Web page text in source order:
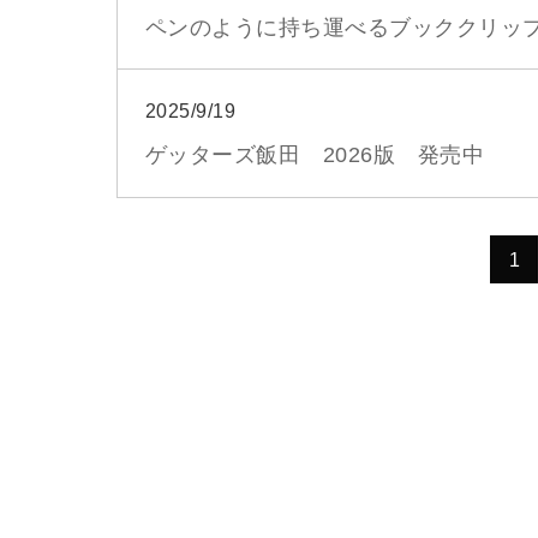
ペンのように持ち運べるブッククリッ
2025/9/19
ゲッターズ飯田 2026版 発売中
1